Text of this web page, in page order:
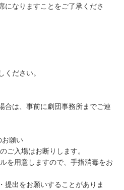
なりますことをご了承くださ
ださい。
合は、事前に劇団事務所までご連
お願い
ご入場はお断りします。
を用意しますので、手指消毒をお
提出をお願いすることがありま